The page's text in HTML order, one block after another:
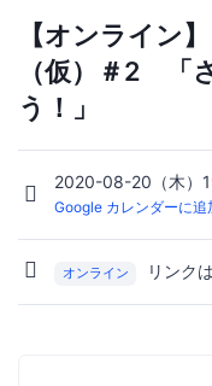
【オンライン
（仮）＃2 「
う！」
2020-08-20（木）
Google カレンダーに追
オンライン リンク